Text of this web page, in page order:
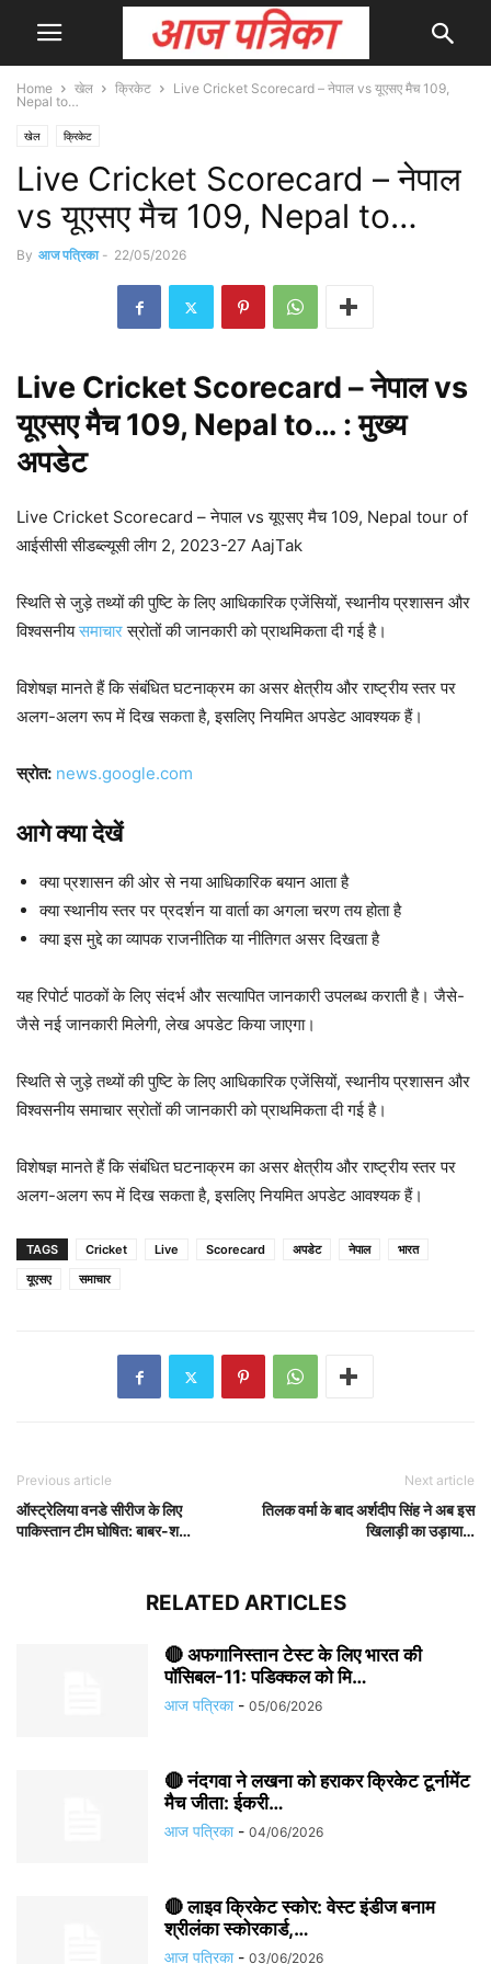
Home खेल क्रिकेट
Live Cricket Scorecard – नेपाल vs यूएसए मैच 109,
Nepal to…
खेल क्रिकेट
Live Cricket Scorecard – नेपाल
vs यूएसए मैच 109, Nepal to…
By आज पत्रिका - 22/05/2026
Live Cricket Scorecard – नेपाल vs
यूएसए मैच 109, Nepal to… : मुख्य
अपडेट
Live Cricket Scorecard – नेपाल vs यूएसए मैच 109, Nepal tour of
आईसीसी सीडब्ल्यूसी लीग 2, 2023-27 AajTak
स्थिति से जुड़े तथ्यों की पुष्टि के लिए आधिकारिक एजेंसियों, स्थानीय प्रशासन और
विश्वसनीयसमाचारस्रोतों की जानकारी को प्राथमिकता दी गई है।
विशेषज्ञ मानते हैं कि संबंधित घटनाक्रम का असर क्षेत्रीय और राष्ट्रीय स्तर पर
अलग-अलग रूप में दिख सकता है, इसलिए नियमित अपडेट आवश्यक हैं।
स्रोत: news.google.com
आगे क्या देखें
क्या प्रशासन की ओर से नया आधिकारिक बयान आता है
क्या स्थानीय स्तर पर प्रदर्शन या वार्ता का अगला चरण तय होता है
क्या इस मुद्दे का व्यापक राजनीतिक या नीतिगत असर दिखता है
यह रिपोर्ट पाठकों के लिए संदर्भ और सत्यापित जानकारी उपलब्ध कराती है। जैसे-
जैसे नई जानकारी मिलेगी, लेख अपडेट किया जाएगा।
स्थिति से जुड़े तथ्यों की पुष्टि के लिए आधिकारिक एजेंसियों, स्थानीय प्रशासन और
विश्वसनीय समाचार स्रोतों की जानकारी को प्राथमिकता दी गई है।
विशेषज्ञ मानते हैं कि संबंधित घटनाक्रम का असर क्षेत्रीय और राष्ट्रीय स्तर पर
अलग-अलग रूप में दिख सकता है, इसलिए नियमित अपडेट आवश्यक हैं।
TAGS Cricket Live Scorecard अपडेट नेपाल
भारत
यूएसए
समाचार
Previous article
ऑस्ट्रेलिया वनडे सीरीज के लिए
पाकिस्तान टीम घोषित: बाबर-श…
Next article
तिलक वर्मा के बाद अर्शदीप सिंह ने अब इस
खिलाड़ी का उड़ाया…
RELATED ARTICLES
🔴 अफगानिस्तान टेस्ट के लिए भारत की
पॉसिबल-11: पडिक्कल को मि…
आज पत्रिका - 05/06/2026
🔴 नंदगवा ने लखना को हराकर क्रिकेट टूर्नामेंट
मैच जीता: ईकरी…
आज पत्रिका - 04/06/2026
🔴 लाइव क्रिकेट स्कोर: वेस्ट इंडीज बनाम
श्रीलंका स्कोरकार्ड,…
आज पत्रिका - 03/06/2026